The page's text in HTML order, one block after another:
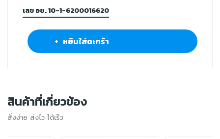
เลข อย. 10-1-6200016620
+ หยิบใส่ตะกร้า
สินค้าที่เกี่ยวข้อง
สั่งง่าย ส่งไว ได้เร็ว